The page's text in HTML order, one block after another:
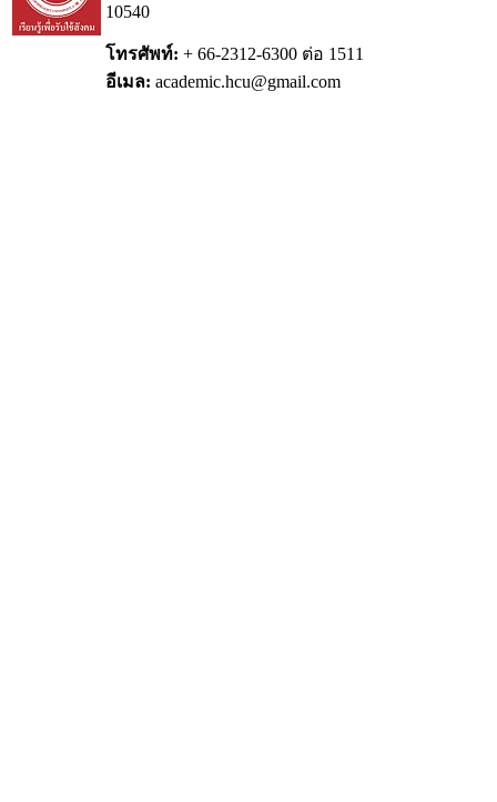
10540
โทรศัพท์: + 66-2312-6300 ต่อ 1511
อีเมล: academic.hcu@gmail.com